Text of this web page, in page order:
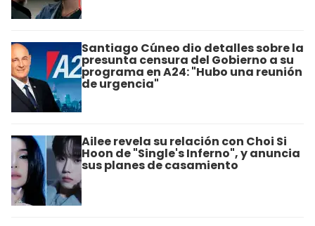
Santiago Cúneo dio detalles sobre la
presunta censura del Gobierno a su
programa en A24: "Hubo una reunión
de urgencia"
Ailee revela su relación con Choi Si
Hoon de "Single's Inferno", y anuncia
sus planes de casamiento